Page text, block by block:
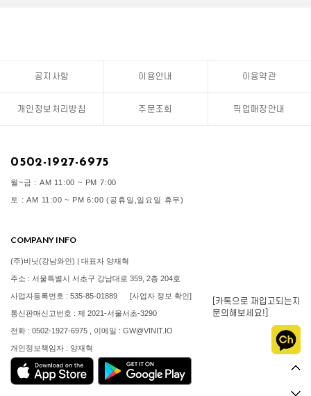
공지사항 이용안내 이용약관
개인정보처리방침 주문조회 픽업매장안내
0502-1927-6975
월~금 : AM 11:00 ~ PM 7:00
토 : AM 11:00 ~ PM 6:00 (공휴일,일요일 휴무)
COMPANY INFO
(주)비닛(강남와인) | 대표자 양재혁
주소 : 서울특별시 서초구 강남대로 359, 2층 204호
사업자등록번호 : 535-85-01889 [사업자 정보 확인]
통신판매신고번호 : 제 2021-서울서초-3290
전화 : 0502-1927-6975 , 이메일 : GW@VINIT.IO
개인정보책임자 : 양재혁
[카톡으로 재입고되는지
문의해보세요!]